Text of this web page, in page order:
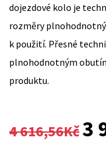
dojezdové kolo je
rozměry
k použití. Přesné
plnohodnotným
produktu.
4 616,56Kč3